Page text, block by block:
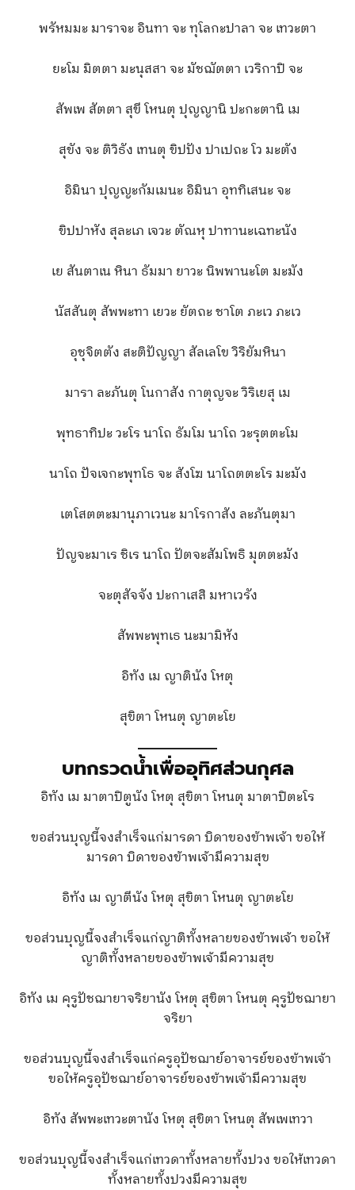
พรัหมมะ มาราจะ อินทา จะ ทุโลกะปาลา จะ เทวะตา
ยะโม มิตตา มะนุสสา จะ มัชฌัตตา เวริกาปิ จะ
สัพเพ สัตตา สุขี โหนตุ ปุญญานิ ปะกะตานิ เม
สุขัง จะ ติวิธัง เทนตุ ขิปปัง ปาเปถะ โว มะตัง
อิมินา ปุญญะกัมเมนะ อิมินา อุททิเสนะ จะ
ขิปปาหัง สุละเภ เจวะ ตัณหุ ปาทานะเฉทะนัง
เย สันตาเน หินา ธัมมา ยาวะ นิพพานะโต มะมัง
นัสสันตุ สัพพะทา เยวะ ยัตถะ ชาโต ภะเว ภะเว
อุชุจิตตัง สะติปัญญา สัลเลโข วิริยัมหินา
มารา ละภันตุ โนกาสัง กาตุญจะ วิริเยสุ เม
พุทธาทิปะ วะโร นาโถ ธัมโม นาโถ วะรุตตะโม
นาโถ ปัจเจกะพุทโธ จะ สังโฆ นาโถตตะโร มะมัง
เตโสตตะมานุภาเวนะ มาโรกาสัง ละภันตุมา
ปัญจะมาเร ชิเร นาโถ ปัตจะสัมโพธิ มุตตะมัง
จะตุสัจจัง ปะกาเสสิ มหาเวรัง
สัพพะพุทเธ นะมามิหัง
อิทัง เม ญาตินัง โหตุ
สุขิตา โหนตุ ญาตะโย
บทกรวดน้ำเพื่ออุทิศส่วนกุศล
อิทัง เม มาตาปิตูนัง โหตุ สุขิตา โหนตุ มาตาปิตะโร
ขอส่วนบุญนี้จงสำเร็จแก่มารดา บิดาของข้าพเจ้า ขอให้
มารดา บิดาของข้าพเจ้ามีความสุข
อิทัง เม ญาตีนัง โหตุ สุขิตา โหนตุ ญาตะโย
ขอส่วนบุญนี้จงสำเร็จแก่ญาติทั้งหลายของข้าพเจ้า ขอให้
ญาติทั้งหลายของข้าพเจ้ามีความสุข
อิทัง เม คุรูปัชฌายาจริยานัง โหตุ สุขิตา โหนตุ คุรูปัชฌายา
จริยา
ขอส่วนบุญนี้จงสำเร็จแก่ครูอุปัชฌาย์อาจารย์ของข้าพเจ้า
ขอให้ครูอุปัชฌาย์อาจารย์ของข้าพเจ้ามีความสุข
อิทัง สัพพะเทวะตานัง โหตุ สุขิตา โหนตุ สัพเพเทวา
ขอส่วนบุญนี้จงสำเร็จแก่เทวดาทั้งหลายทั้งปวง ขอให้เทวดา
ทั้งหลายทั้งปวงมีความสุข